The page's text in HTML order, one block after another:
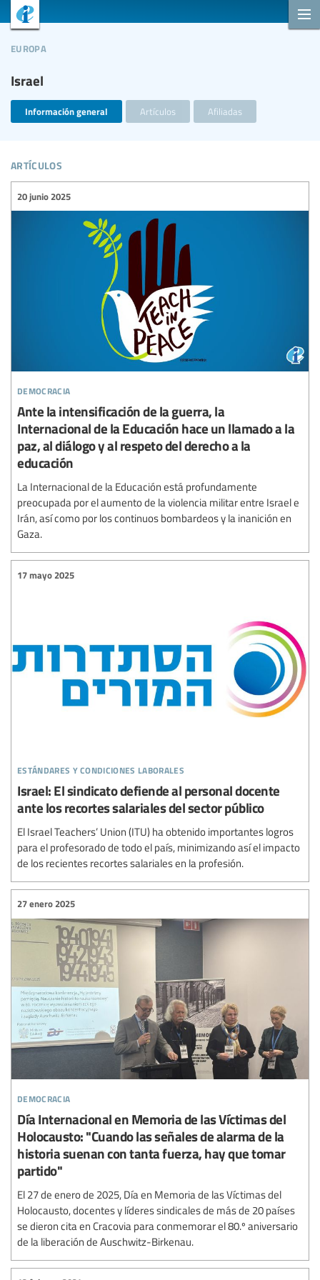
Israel
europa
Información general Artículos Afiliadas
artículos
democracia
20 junio 2025
Ante la intensificación de la guerra, la
Internacional de la Educación hace un llamado a la
paz, al diálogo y al respeto del derecho a la
educación
La Internacional de la Educación está profundamente
preocupada por el aumento de la violencia militar entre Israel e
Irán, así como por los continuos bombardeos y la inanición en
Gaza.
estándares y condiciones laborales
17 mayo 2025
Israel: El sindicato defiende al personal docente
ante los recortes salariales del sector público
El Israel Teachers’ Union (ITU) ha obtenido importantes logros
para el profesorado de todo el país, minimizando así el impacto
de los recientes recortes salariales en la profesión.
democracia
27 enero 2025
Día Internacional en Memoria de las Víctimas del
Holocausto: "Cuando las señales de alarma de la
historia suenan con tanta fuerza, hay que tomar
partido"
El 27 de enero de 2025, Día en Memoria de las Víctimas del
Holocausto, docentes y líderes sindicales de más de 20 países
se dieron cita en Cracovia para conmemorar el 80.º aniversario
de la liberación de Auschwitz-Birkenau.